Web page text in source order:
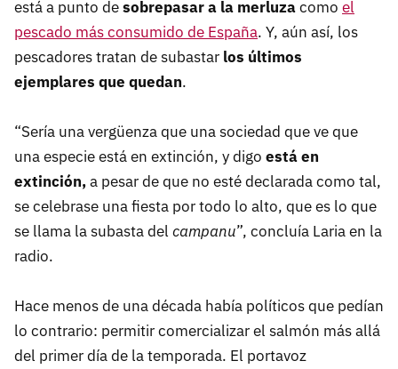
está a punto desobrepasar a la merluzacomo el
pescado más consumido de España. Y, aún así, los
pescadores tratan de subastar los últimos
ejemplares que quedan.
“Sería una vergüenza que una sociedad que ve que
una especie está en extinción, y digo está en
extinción,a pesar de que no esté declarada como tal,
se celebrase una fiesta por todo lo alto, que es lo que
se llama la subasta del campanu”, concluía Laria en la
radio.
Hace menos de una década había políticos que pedían
lo contrario: permitir comercializar el salmón más allá
del primer día de la temporada. El portavoz